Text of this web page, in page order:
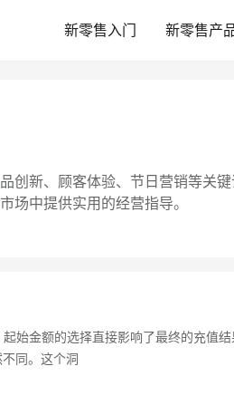
新零售入门 新零售产
创新、顾客体验、节日营销等关
场中提供实用的经营指导。
始金额的选择直接影响了最终的充值
同。这个洞